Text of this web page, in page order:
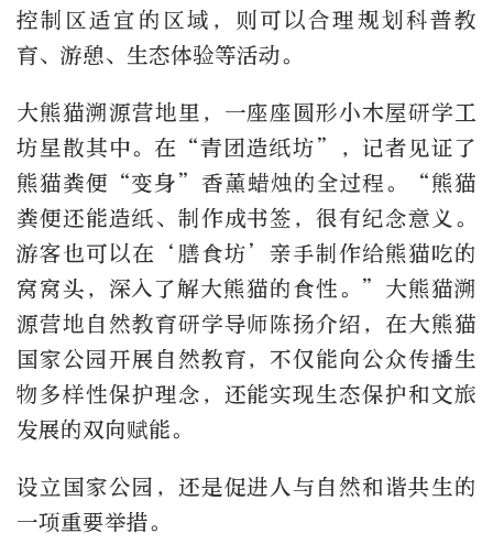
控制区适宜的区域，则可以合理规划科普教
育、游憩、生态体验等活动。
大熊猫溯源营地里，一座座圆形小木屋研学工
坊星散其中。在“青团造纸坊”，记者见证了
熊猫粪便“变身”香薰蜡烛的全过程。“熊猫
粪便还能造纸、制作成书签，很有纪念意义。
游客也可以在‘膳食坊’亲手制作给熊猫吃的
窝窝头，深入了解大熊猫的食性。”大熊猫溯
源营地自然教育研学导师陈扬介绍，在大熊猫
国家公园开展自然教育，不仅能向公众传播生
物多样性保护理念，还能实现生态保护和文旅
发展的双向赋能。
设立国家公园，还是促进人与自然和谐共生的
一项重要举措。